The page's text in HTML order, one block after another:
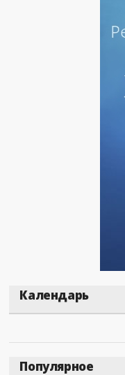
Календарь
Популярное